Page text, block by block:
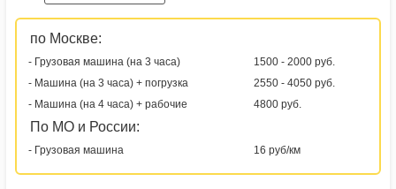
по Москве:
- Грузовая машина (на 3 часа)
1500 - 2000 руб.
- Машина (на 3 часа) + погрузка
2550 - 4050 руб.
- Машина (на 4 часа) + рабочие
4800 руб.
По МО и России:
- Грузовая машина 16 руб/км